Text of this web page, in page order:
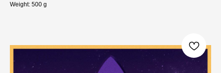
Weight: 500 g